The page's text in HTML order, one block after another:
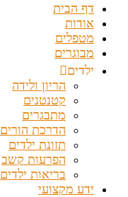
דף הבית
אודות
מטפלים
מבוגרים
ילדים
הריון ולידה
קטנטנים
מתבגרים
הדרכת הורים
תזונת ילדים
הפרעות קשב
בריאות ילדים
ידע מקצועי